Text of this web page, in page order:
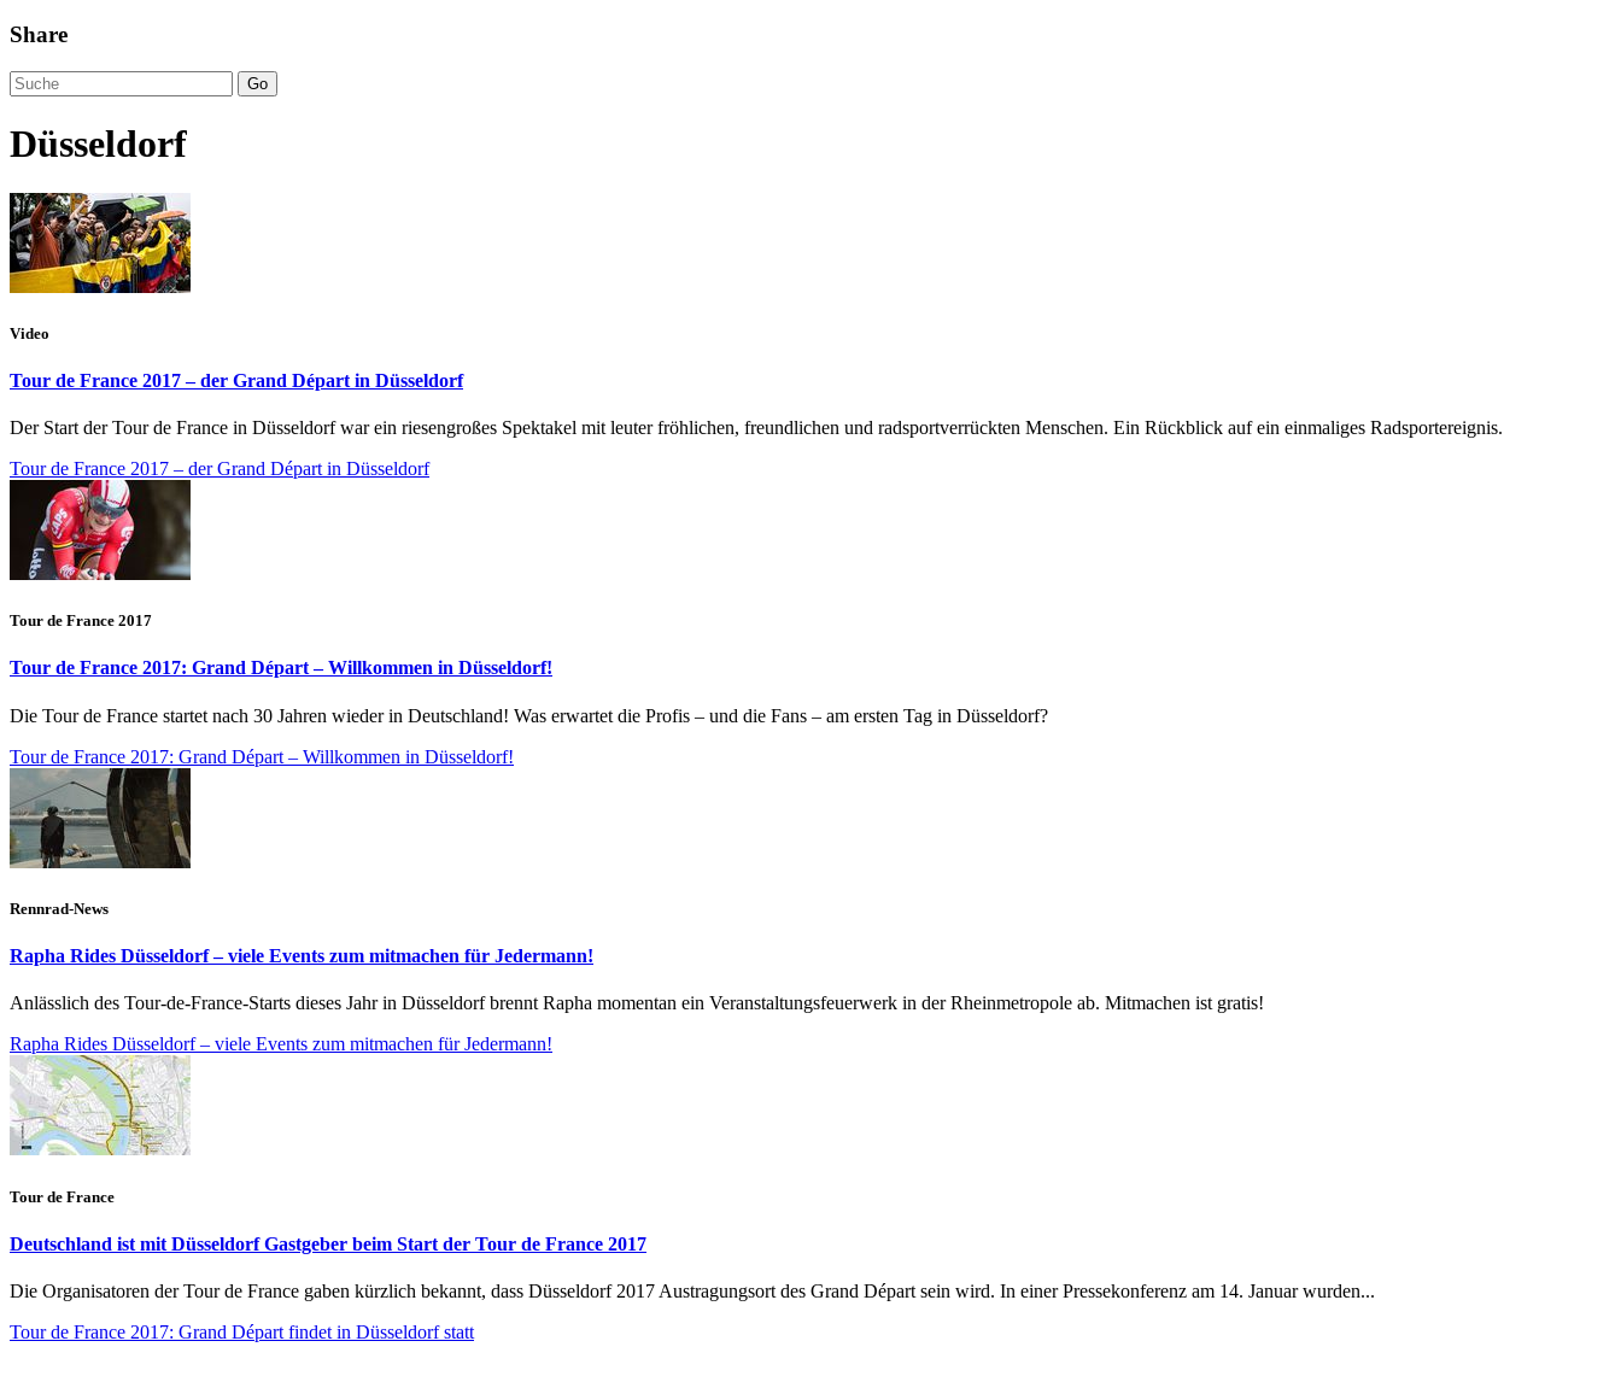
Share
Go
Düsseldorf
Video
Tour de France 2017 – der Grand Départ in Düsseldorf
Der Start der Tour de France in Düsseldorf war ein riesengroßes Spektakel mit leuter fröhlichen, freundlichen und radsportverrückten Menschen. Ein Rückblick auf ein einmaliges Radsportereignis.
Tour de France 2017 – der Grand Départ in Düsseldorf
Tour de France 2017
Tour de France 2017: Grand Départ – Willkommen in Düsseldorf!
Die Tour de France startet nach 30 Jahren wieder in Deutschland! Was erwartet die Profis – und die Fans – am ersten Tag in Düsseldorf?
Tour de France 2017: Grand Départ – Willkommen in Düsseldorf!
Rennrad-News
Rapha Rides Düsseldorf – viele Events zum mitmachen für Jedermann!
Anlässlich des Tour-de-France-Starts dieses Jahr in Düsseldorf brennt Rapha momentan ein Veranstaltungsfeuerwerk in der Rheinmetropole ab. Mitmachen ist gratis!
Rapha Rides Düsseldorf – viele Events zum mitmachen für Jedermann!
Tour de France
Deutschland ist mit Düsseldorf Gastgeber beim Start der Tour de France 2017
Die Organisatoren der Tour de France gaben kürzlich bekannt, dass Düsseldorf 2017 Austragungsort des Grand Départ sein wird. In einer Pressekonferenz am 14. Januar wurden...
Tour de France 2017: Grand Départ findet in Düsseldorf statt